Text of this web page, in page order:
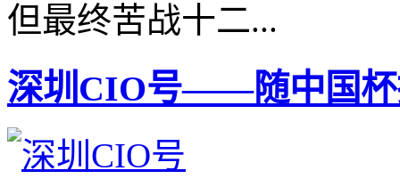
但最终苦战十二...
深圳CIO号——随中国杯